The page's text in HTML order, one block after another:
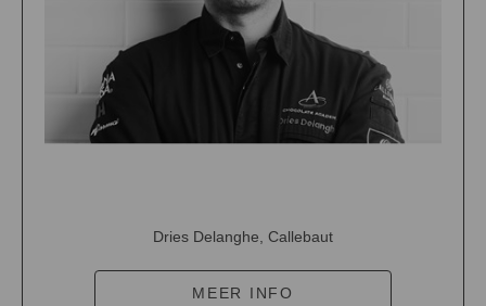
Dries Delanghe, Callebaut
MEER INFO